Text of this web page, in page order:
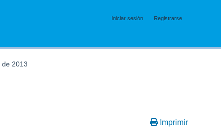
Iniciar sesión Registrarse
de 2013
Imprimir